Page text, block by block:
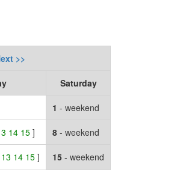
>>
Saturday
1 - weekend
14 15] 8 - weekend
13 14 15] 15 - weekend